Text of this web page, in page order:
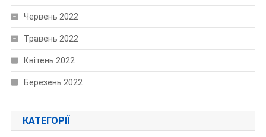
Червень 2022
Травень 2022
Квітень 2022
Березень 2022
КАТЕГОРІЇ